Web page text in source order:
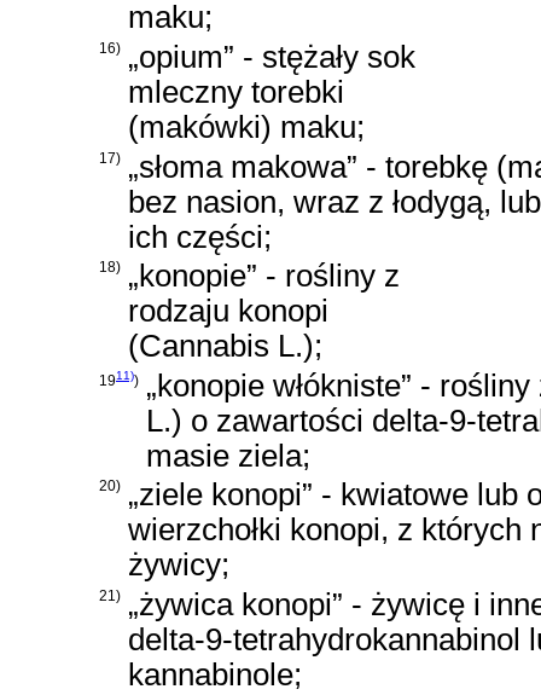
maku;
16) „opium” - stężały sok
mleczny torebki
(makówki) maku;
17) „słoma makowa” - torebkę
bez nasion, wraz z łodygą,
ich części;
18) „konopie” - rośliny z
rodzaju konopi
(Cannabis L.);
1911)) „konopie włókniste” -
L.) o zawartości delta-9-
masie ziela;
20) „ziele konopi” - kwiatowe lub
wierzchołki konopi, z których
żywicy;
21) „żywica konopi” - żywicę i
delta-9-tetrahydrokannabinol
kannabinole;